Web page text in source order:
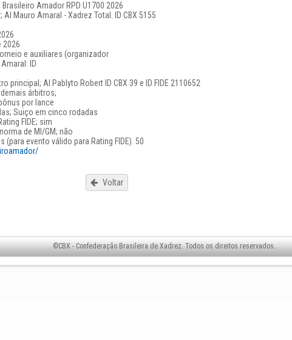
Amador RPD U1700 2026
AI Mauro Amaral - Xadrez Total. ID CBX 5155
2026
e auxiliares (organizador
ID
principal; AI Pablyto Robert ID CBX 39 e ID FIDE 2110652
demais árbitros;
por lance
Suiço em cinco rodadas
FIDE; sim
de MI/GM; não
evento válido para Rating FIDE). 50
Voltar
©CBX - Confederação Brasileira de Xadrez. Todos os direitos reservados.